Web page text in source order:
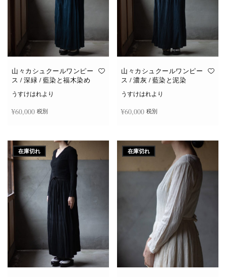
山々カシュクールワンピー
ス / 深緑 / 藍染と福木染め
うすけはれより
¥60,000 税別
山々カシュクールワンピー
ス / 濃灰 / 藍染と泥染
うすけはれより
¥60,000 税別
在庫切れ 在庫切れ